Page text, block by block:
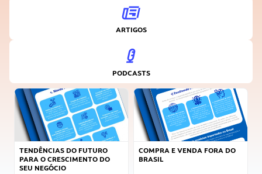
ARTIGOS
PODCASTS
TENDÊNCIAS DO FUTURO
PARA O CRESCIMENTO DO
SEU NEGÓCIO
COMPRA E VENDA FORA DO
BRASIL